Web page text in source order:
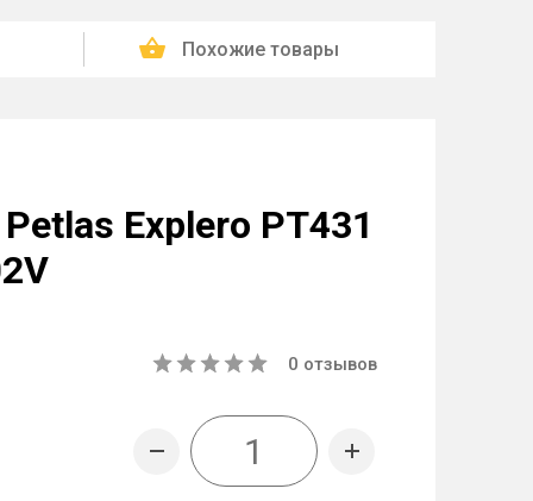
Похожие товары
Explero PT431
0 отзывов